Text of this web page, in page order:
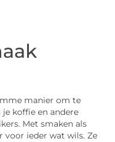
manier om te
koffie en andere
Met smaken als
voor ieder wat wils. Ze